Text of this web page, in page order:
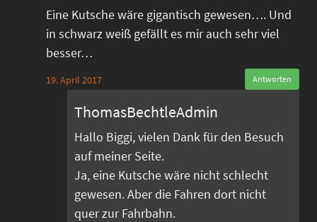
Eine Kutsche wäre gigantisch gewesen…. Und
in schwarz weiß gefällt es mir auch sehr viel
besser…
19. April 2017 Antworten
ThomasBechtleAdmin
Hallo Biggi, vielen Dank für den Besuch
auf meiner Seite.
Ja, eine Kutsche wäre nicht schlecht
gewesen. Aber die Fahren dort nicht
quer zur Fahrbahn.